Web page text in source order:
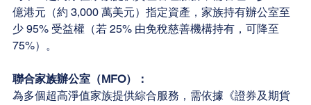
億港元（約 3,000 萬美元）指定資產，家族持有辦公室至
少 95% 受益權（若 25% 由免稅慈善機構持有，可降至
75%）。
聯合家族辦公室（MFO）：
為多個超高淨值家族提供綜合服務，需依據《證券及期貨